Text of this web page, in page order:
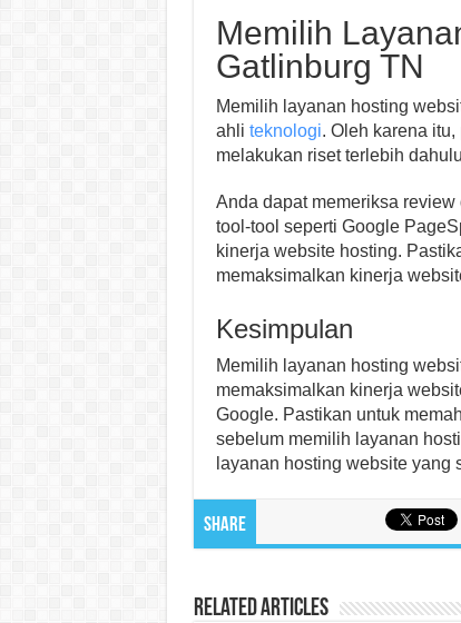
Memilih
Gatlinburg TN
Memilih layanan hosting
ahli teknologi. Oleh karena
melakukan riset terlebih
Anda dapat memeriksa
tool-tool seperti Google
kinerja website hosting.
memaksimalkan kinerja
Kesimpulan
Memilih layanan hosting
memaksimalkan kinerja
Google. Pastikan untuk
sebelum memilih layanan
layanan hosting website yang
Share
Related Articles